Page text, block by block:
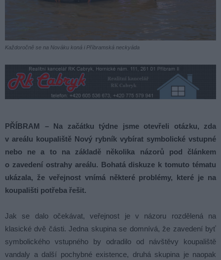
Každoročně se na Nováku koná i Příbramská neckyáda
PŘÍBRAM – Na začátku týdne jsme otevřeli otázku, zda
v areálu koupaliště Nový rybník vybírat symbolické vstupné
nebo ne a to na základě několika názorů pod článkem
o zavedení ostrahy areálu. Bohatá diskuze k tomuto tématu
ukázala, že veřejnost vnímá některé problémy, které je na
koupališti potřeba řešit.
Jak se dalo očekávat, veřejnost je v názoru rozdělená na
klasické dvě části. Jedna skupina se domnívá, že zavedení byť
symbolického vstupného by odradilo od návštěvy koupaliště
vandaly a další pochybné existence, druhá skupina je naopak